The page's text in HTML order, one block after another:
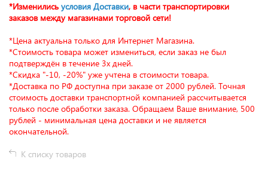
*Изменились условия Доставки, в части транспортировки
заказов между магазинами торговой сети!
*Цена актуальна только для Интернет Магазина.
*Стоимость товара может измениться, если заказ не был
подтверждён в течение 3х дней.
*Скидка "-10, -20%" уже учтена в стоимости товара.
*Доставка по РФ доступна при заказе от 2000 рублей. Точная
стоимость доставки транспортной компанией рассчитывается
только после обработки заказа. Обращаем Ваше внимание, 500
рублей - минимальная цена доставки и не является
окончательной.
К списку товаров